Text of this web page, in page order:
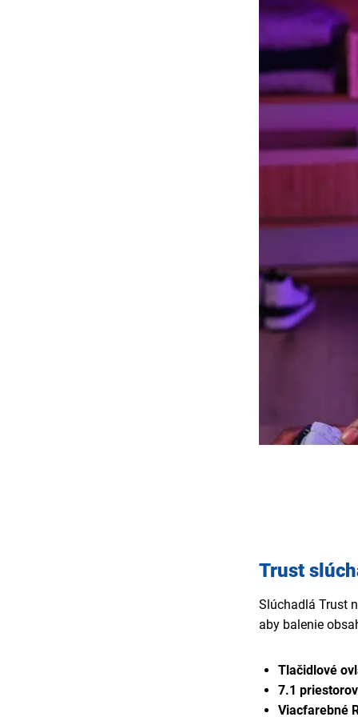
Trust
Slúchadlá Trust
aby balenie
Tlačidlové
7.1
Viacfarebné